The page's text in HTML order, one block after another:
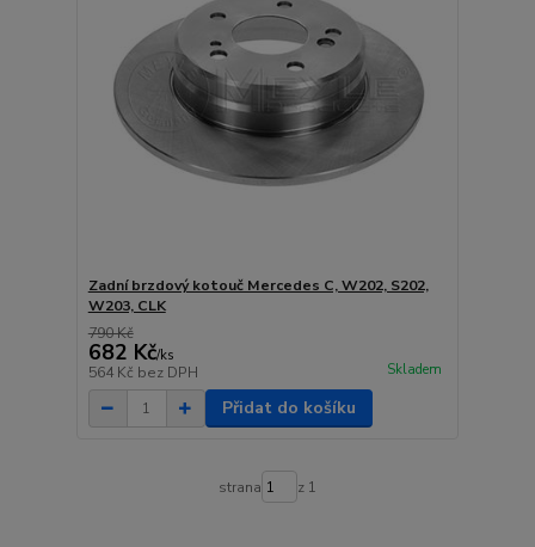
Zadní brzdový kotouč Mercedes C, W202, S202,
W203, CLK
790 Kč
682 Kč/ks
564 Kč bez DPH Skladem
Přidat do košíku
strana z 1